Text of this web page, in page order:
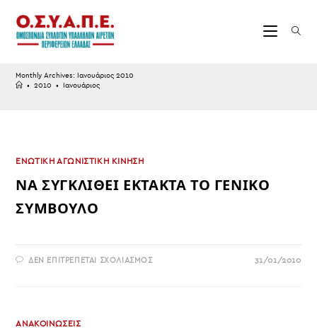
content
Monthly Archives: Ιανουάριος 2010
• 2010 • Ιανουάριος
ΕΝΩΤΙΚΗ ΑΓΩΝΙΣΤΙΚΗ ΚΙΝΗΣΗ
ΝΑ ΣΥΓΚΛΙΘΕΙ ΕΚΤΑΚΤΑ ΤΟ ΓΕΝΙΚΟ
ΣΥΜΒΟΥΛΟ
ΔΕΝ ΕΠΙΤΡΈΠΕΤΑΙ ΣΧΟΛΙΑΣΜΌΣΣΤΟ 31/01/2010
ΑΝΑΚΟΙΝΩΣΕΙΣ